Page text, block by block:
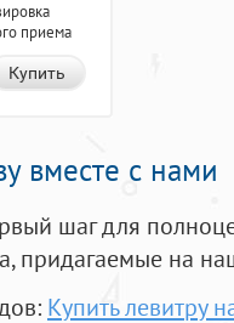
приема
Купить
вместе с нами
шаг для
придагаемые на
Купить левитру